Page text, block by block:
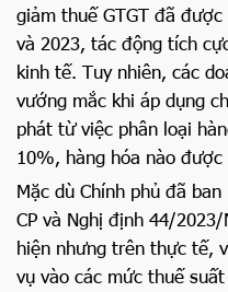
giảm thuế GTGT đã
và 2023, tác động tích
kinh tế. Tuy nhiên, các
vướng mắc khi áp dụng
phát từ việc phân loại
10%, hàng hóa nào
Mặc dù Chính phủ đã
CP và Nghị định 44/
hiện nhưng trên thực tế,
vụ vào các mức thuế